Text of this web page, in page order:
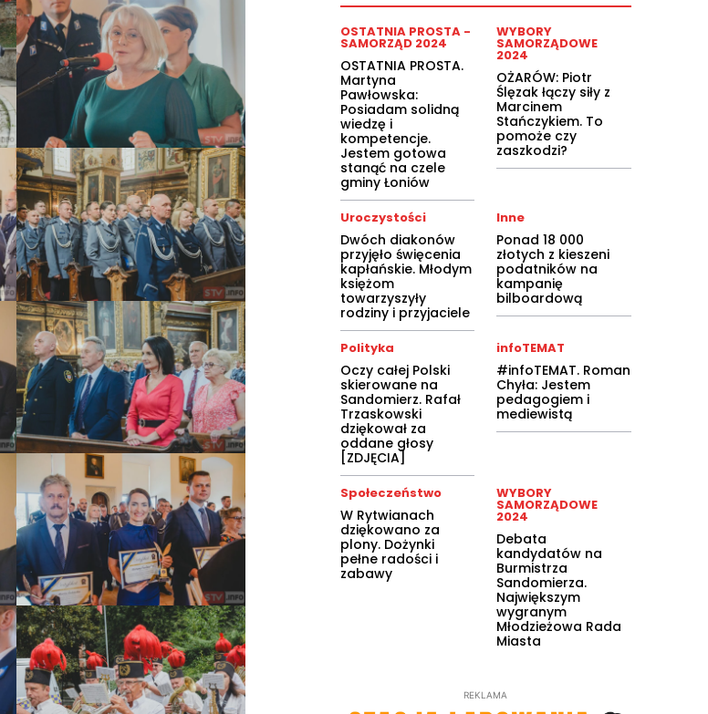
OSTATNIA PROSTA -
SAMORZĄD 2024
OSTATNIA PROSTA.
Martyna
Pawłowska:
Posiadam solidną
wiedzę i
kompetencje.
Jestem gotowa
stanąć na czele
gminy Łoniów
WYBORY
SAMORZĄDOWE
2024
OŻARÓW: Piotr
Ślęzak łączy siły z
Marcinem
Stańczykiem. To
pomoże czy
zaszkodzi?
Uroczystości
Dwóch diakonów
przyjęło święcenia
kapłańskie. Młodym
księżom
towarzyszyły
rodziny i przyjaciele
Inne
Ponad 18 000
złotych z kieszeni
podatników na
kampanię
bilboardową
Polityka
Oczy całej Polski
skierowane na
Sandomierz. Rafał
Trzaskowski
dziękował za
oddane głosy
[ZDJĘCIA]
infoTEMAT
#infoTEMAT. Roman
Chyła: Jestem
pedagogiem i
mediewistą
Społeczeństwo
W Rytwianach
dziękowano za
plony. Dożynki
pełne radości i
zabawy
WYBORY
SAMORZĄDOWE
2024
Debata
kandydatów na
Burmistrza
Sandomierza.
Największym
wygranym
Młodzieżowa Rada
Miasta
REKLAMA